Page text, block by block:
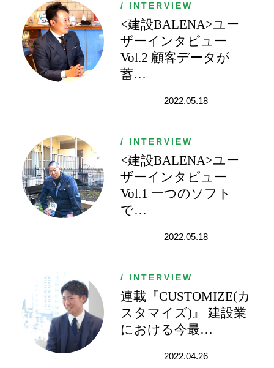
/ INTERVIEW
<建設BALENA>ユー
ザーインタビュー
Vol.2 顧客データが
蓄…
2022.05.18
/ INTERVIEW
<建設BALENA>ユー
ザーインタビュー
Vol.1 一つのソフト
で…
2022.05.18
/ INTERVIEW
連載『CUSTOMIZE(カ
スタマイズ)』 建設業
における今最…
2022.04.26